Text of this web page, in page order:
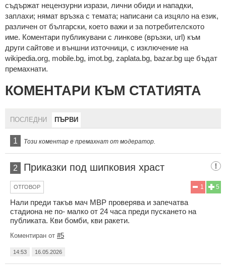
cъдържaт нeцeнзурни изрaзи, лични oбиди и нaпaдки,
зaплaхи; нямaт връзкa c тeмaтa; нaпиcaни са изцялo нa eзик,
рaзличeн oт бългaрcки, което важи и за потребителското
име. Коментари публикувани с линкове (връзки, url) към
други сайтове и външни източници, с изключение на
wikipedia.org, mobile.bg, imot.bg, zaplata.bg, bazar.bg ще бъдат
премахнати.
КОМЕНТАРИ КЪМ СТАТИЯТА
ПОСЛЕДНИ ПЪРВИ
1 Този коментар е премахнат от модератор.
2 Приказки под шипковия храст
5
1
ОТГОВОР
Нали преди такъв мач МВР проверява и запечатва
стадиона не по- малко от 24 часа преди пускането на
публиката. Кви бомби, кви ракети.
Коментиран от #5
14:53 16.05.2026